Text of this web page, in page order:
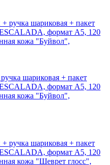
шариковая + пакет
формат А5, 120
кожа "Буйвол",